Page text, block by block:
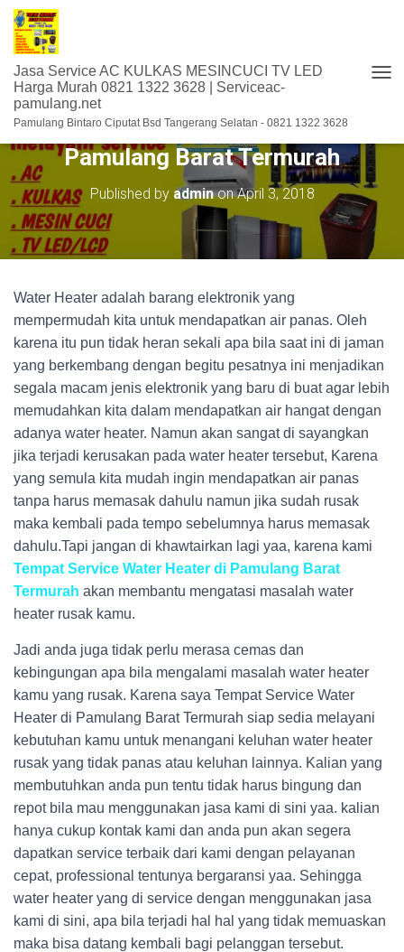
Jasa Service AC KULKAS MESINCUCI TV LED
Harga Murah 0821 1322 3628 | Serviceac-
pamulang.net
Pamulang Bintaro Ciputat Bsd Tangerang Selatan - 0821 1322 3628
G
Tempat Service Water Heater di
Pamulang Barat Termurah
Published by adminonApril 3, 2018
Water Heater adalah barang elektronik yang
mempermudah kita untuk mendapatkan air panas. Oleh
karena itu pun tidak heran sekali apa bila saat ini di jaman
yang berkembang dengan begitu pesatnya ini menjadikan
segala macam jenis elektronik yang baru di buat agar lebih
memudahkan kita dalam mendapatkan air hangat dengan
adanya water heater. Namun akan sangat di sayangkan
jika terjadi kerusakan pada water heater tersebut, Karena
yang semula kita mudah ingin mendapatkan air panas
tanpa harus memasak dahulu namun jika sudah rusak
maka kembali pada tempo sebelumnya harus memasak
dahulu.Tapi jangan di khawtairkan lagi yaa, karena kami
Tempat Service Water Heater di Pamulang Barat
Termurah akan membantu mengatasi masalah water
heater rusak kamu.
Jadi anda juga tidak perlu merasa cemas dan
kebingungan apa bila mengalami masalah water heater
kamu yang rusak. Karena saya Tempat Service Water
Heater di Pamulang Barat Termurah siap sedia melayani
kebutuhan kamu untuk menangani keluhan water heater
rusak yang tidak panas atau keluhan lainnya. Kalian yang
membutuhkan anda pun tentu tidak harus bingung dan
repot bila mau menggunakan jasa kami di sini yaa. kalian
hanya cukup kontak kami dan anda pun akan segera
dapatkan service terbaik dari kami dengan pelayanan
cepat, professional tentunya bergaransi yaa. Sehingga
water heater yang di service dengan menggunakan jasa
kami di sini, apa bila terjadi hal hal yang tidak memuaskan
maka bisa datang kembali bagi pelanggan tersebut.